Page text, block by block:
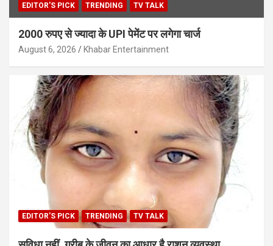
EDITOR'S PICK TRENDING TV TALK
2000 रुपए से ज्यादा के UPI पेमेंट पर लगेगा चार्ज
August 6, 2026 Khabar Entertainment
EDITOR'S PICK TRENDING TV TALK